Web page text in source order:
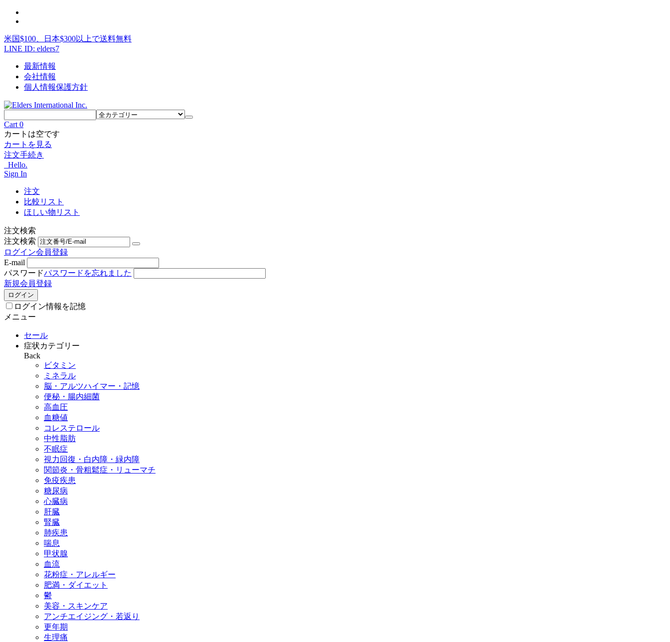
米国$100、日本$300以上で送料無料
LINE ID: elders7
最新情報
会社情報
個人情報保護方針
Cart 0
カートは空です
カートを見る
注文手続き
Hello.
Sign In
注文
比較リスト
ほしい物リスト
注文検索
注文検索
ログイン会員登録
E-mail
パスワードパスワードを忘れました
新規会員登録
ログイン
ログイン情報を記憶
メニュー
セール
症状カテゴリー
Back
ビタミン
ミネラル
脳・アルツハイマー・記憶
便秘・腸内細菌
高血圧
血糖値
コレステロール
中性脂肪
不眠症
視力回復・白内障・緑内障
関節炎・骨粗鬆症・リューマチ
免疫疾患
糖尿病
心臓病
肝臓
腎臓
肺疾患
喘息
甲状腺
血流
花粉症・アレルギー
肥満・ダイエット
鬱
美容・スキンケア
アンチエイジング・若返り
更年期
生理痛